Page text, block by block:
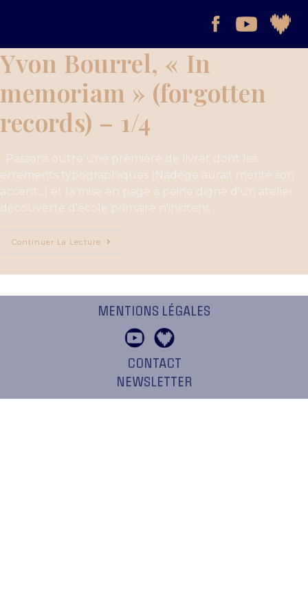
Yvon Bourrel, « In
memoriam » (forgotten
records) – 1/4
Passons outre une première de livret dont les
errements typographiques (Nadège aurait mérité son
accent...) et la mise en page à peine digne d'un atelier
découverte d'école primaire n'incitent…
Continuer La Lecture
MENTIONS LÉGALES
CONTACT
NEWSLETTER